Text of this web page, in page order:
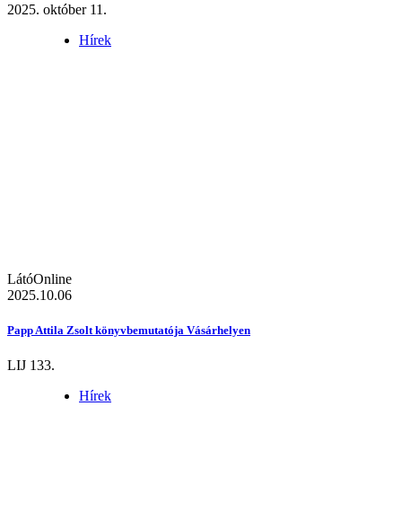
2025. október 11.
Hírek
LátóOnline
2025.10.06
Papp Attila Zsolt könyvbemutatója Vásárhelyen
LIJ 133.
Hírek